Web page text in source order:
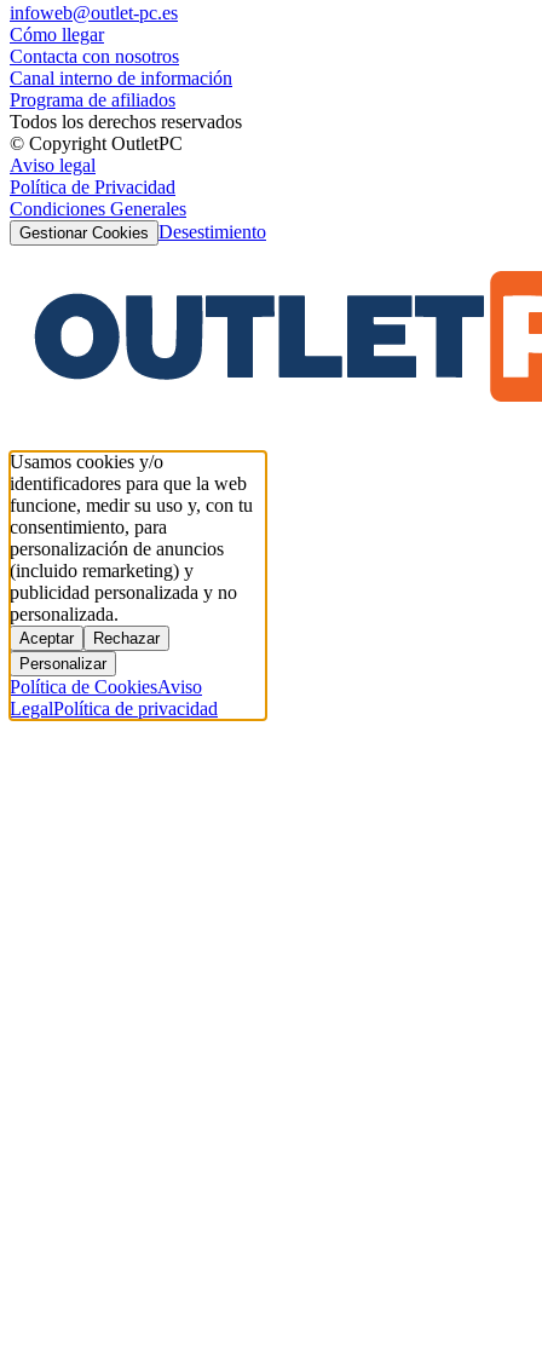
infoweb@outlet-pc.es
Cómo llegar
Contacta con nosotros
Canal interno de información
Programa de afiliados
Todos los derechos reservados
© Copyright OutletPC
Aviso legal
Política de Privacidad
Condiciones Generales
Gestionar Cookies Desestimiento
Usamos cookies y/o
identificadores para que la web
funcione, medir su uso y, con tu
consentimiento, para
personalización de anuncios
(incluido remarketing) y
publicidad personalizada y no
personalizada.
Aceptar
Rechazar
Personalizar
Política de CookiesAviso
LegalPolítica de privacidad